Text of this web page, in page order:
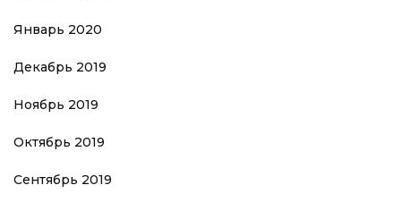
Январь 2020
Декабрь 2019
Ноябрь 2019
Октябрь 2019
Сентябрь 2019